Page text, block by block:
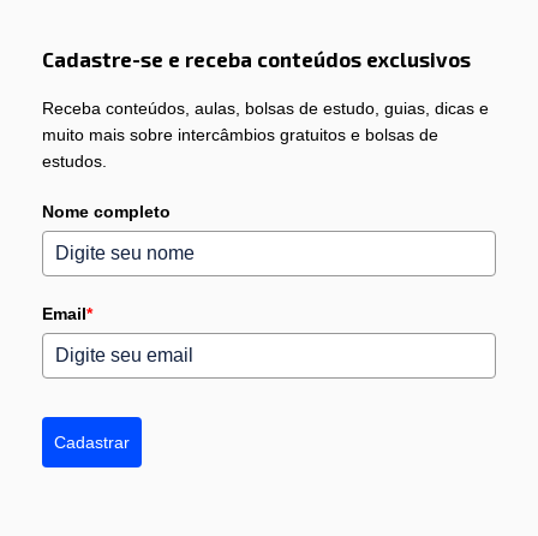
Cadastre-se e receba conteúdos exclusivos
Receba conteúdos, aulas, bolsas de estudo, guias, dicas e
muito mais sobre intercâmbios gratuitos e bolsas de
estudos.
Nome completo
Email*
Cadastrar